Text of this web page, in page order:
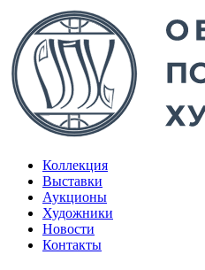
Коллекция
Выставки
Аукционы
Художники
Новости
Контакты